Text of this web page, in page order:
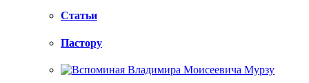
Статьи
Пастору